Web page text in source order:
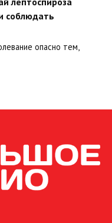
соблюдать
опасно тем,